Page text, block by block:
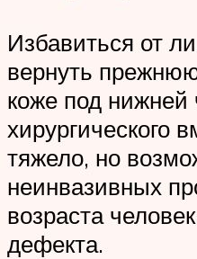
Избавиться от
вернуть
коже под
хирургического
тяжело, но
неинвазивных
возраста
дефекта.